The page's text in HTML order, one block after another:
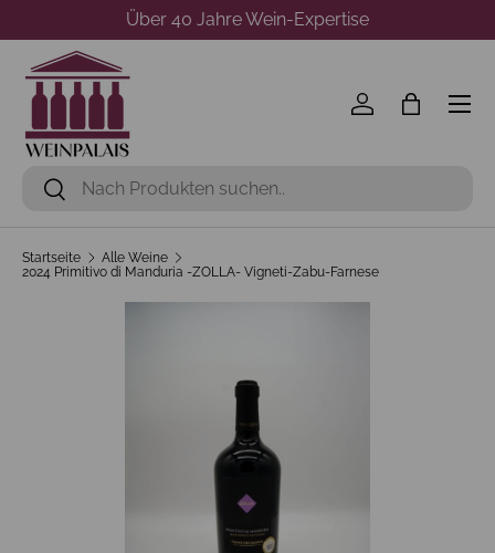
Direkt zum Inhalt
Über 40 Jahre Wein-Expertise
Suchen
Suchen
Einloggen
Menü
Startseite
Alle Weine
2024 Primitivo di Manduria -ZOLLA- Vigneti-Zabu-Farnese